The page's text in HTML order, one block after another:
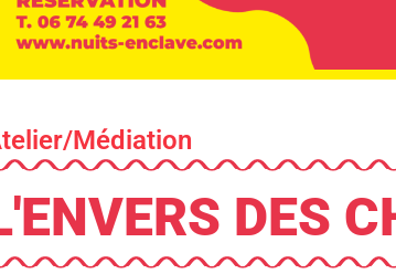
Médiation
DES